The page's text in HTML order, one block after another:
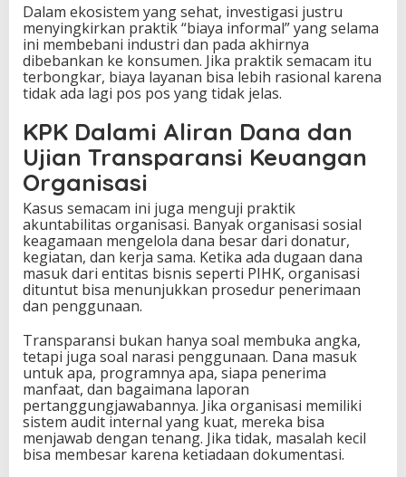
Dalam ekosistem yang sehat, investigasi justru
menyingkirkan praktik “biaya informal” yang selama
ini membebani industri dan pada akhirnya
dibebankan ke konsumen. Jika praktik semacam itu
terbongkar, biaya layanan bisa lebih rasional karena
tidak ada lagi pos pos yang tidak jelas.
KPK Dalami Aliran Dana dan
Ujian Transparansi Keuangan
Organisasi
Kasus semacam ini juga menguji praktik
akuntabilitas organisasi. Banyak organisasi sosial
keagamaan mengelola dana besar dari donatur,
kegiatan, dan kerja sama. Ketika ada dugaan dana
masuk dari entitas bisnis seperti PIHK, organisasi
dituntut bisa menunjukkan prosedur penerimaan
dan penggunaan.
Transparansi bukan hanya soal membuka angka,
tetapi juga soal narasi penggunaan. Dana masuk
untuk apa, programnya apa, siapa penerima
manfaat, dan bagaimana laporan
pertanggungjawabannya. Jika organisasi memiliki
sistem audit internal yang kuat, mereka bisa
menjawab dengan tenang. Jika tidak, masalah kecil
bisa membesar karena ketiadaan dokumentasi.